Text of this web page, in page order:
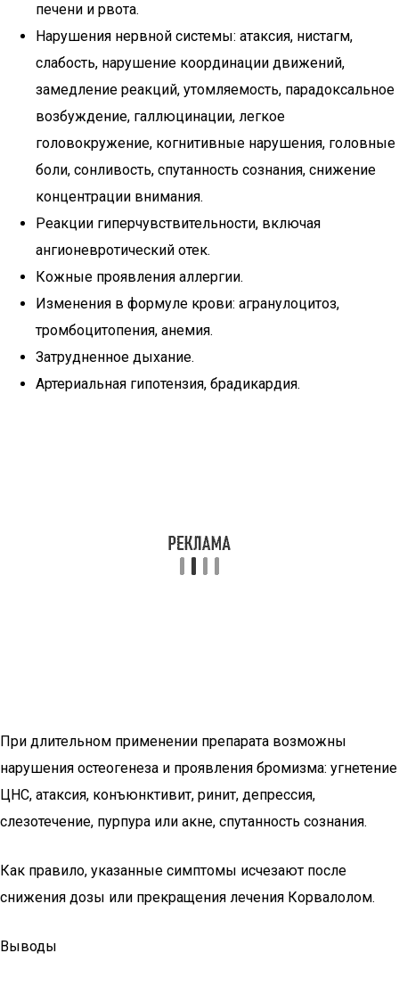
печени и рвота.
Нарушения нервной системы: атаксия, нистагм,
слабость, нарушение координации движений,
замедление реакций, утомляемость, парадоксальное
возбуждение, галлюцинации, легкое
головокружение, когнитивные нарушения, головные
боли, сонливость, спутанность сознания, снижение
концентрации внимания.
Реакции гиперчувствительности, включая
ангионевротический отек.
Кожные проявления аллергии.
Изменения в формуле крови: агранулоцитоз,
тромбоцитопения, анемия.
Затрудненное дыхание.
Артериальная гипотензия, брадикардия.
При длительном применении препарата возможны
нарушения остеогенеза и проявления бромизма: угнетение
ЦНС, атаксия, конъюнктивит, ринит, депрессия,
слезотечение, пурпура или акне, спутанность сознания.
Как правило, указанные симптомы исчезают после
снижения дозы или прекращения лечения Корвалолом.
Выводы